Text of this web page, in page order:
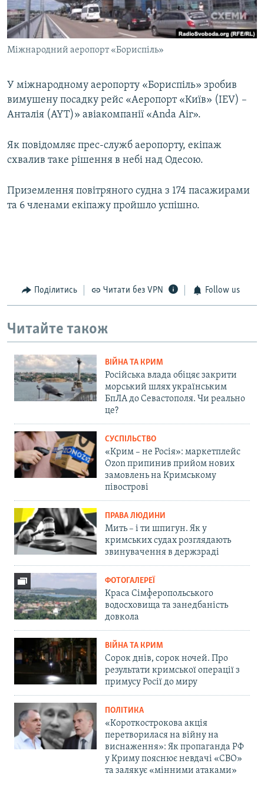
ВІДЕОУРОКИ «ELIFBE»
СВІДЧЕННЯ ОКУПАЦІЇ
УКРАЇНСЬКА ПРОБЛЕМА КРИМУ
Русский
Qırımtatar
Міжнародний аеропорт «Бориспіль»
У міжнародному аеропорту «Бориспіль» зробив
вимушену посадку рейс «Аеропорт «Київ» (IEV) –
Анталія (AYT)» авіакомпанії «Anda Air».
Як повідомляє прес-служб аеропорту, екіпаж
схвалив таке рішення в небі над Одесою.
Приземлення повітряного судна з 174 пасажирами
та 6 членами екіпажу пройшло успішно.
Поділитись Читати без VPN Follow us
Читайте також
ВІЙНА ТА КРИМ
Російська влада обіцяє закрити
морський шлях українським
БпЛА до Севастополя. Чи реально
це?
СУСПІЛЬСТВО
«Крим – не Росія»: маркетплейс
Ozon припинив прийом нових
замовлень на Кримському
півострові
ПРАВА ЛЮДИНИ
Мить – і ти шпигун. Як у
кримських судах розглядають
звинувачення в держзраді
ФОТОГАЛЕРЕЇ
Краса Сімферопольського
водосховища та занедбаність
довкола
ВІЙНА ТА КРИМ
Сорок днів, сорок ночей. Про
результати кримської операції з
примусу Росії до миру
ПОЛІТИКА
«Короткострокова акція
перетворилася на війну на
виснаження»: Як пропаганда РФ
у Криму пояснює невдачі «СВО»
та залякує «мінними атаками»